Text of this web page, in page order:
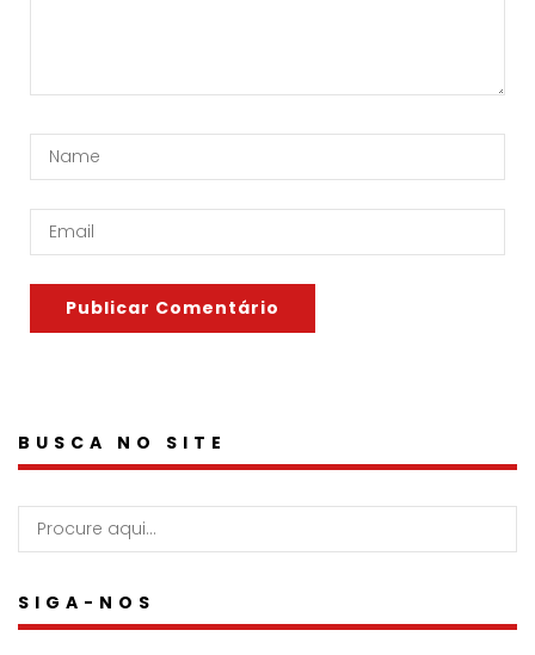
BUSCA NO SITE
SIGA-NOS